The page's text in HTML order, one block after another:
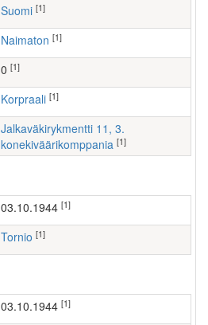
Suomi [1]
Naimaton [1]
[1]
Korpraali [1]
Jalkaväkirykmentti 11, 3.
konekiväärikomppania [1]
03.10.1944 [1]
Tornio [1]
03.10.1944 [1]